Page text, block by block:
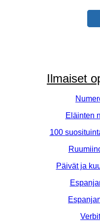
Ilmaiset
Eläinten
100
Päivät ja